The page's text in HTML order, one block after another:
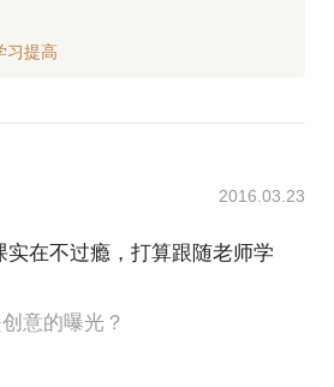
2016.03.23
在不过瘾，打算跟随老师学
意的曝光？